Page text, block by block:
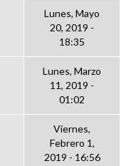
Lunes, Mayo
20, 2019 -
18:35
Lunes, Marzo
11, 2019 -
01:02
Viernes,
Febrero 1,
2019 - 16:56